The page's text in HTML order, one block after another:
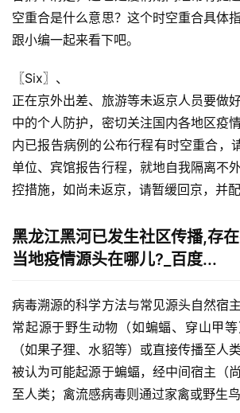
空重合是什么意思？这个时空重合具体
跟小编一起来看下吧。
〖Six〗、
正在京外出差、旅游等未返京人员要做
中的个人防护，密切关注国内各地区疫
内已报告病例的公布行程有时空重合，
单位、宾馆报告行程，就地自我隔离不
控措施，如尚未返京，请暂缓回京，并
黑龙江黑河已发生社区传播,存
当地疫情源头在哪儿?_百度...
病毒溯源的科学方法与常见源头自然宿
常起源于野生动物（如蝙蝠、穿山甲
（如果子狸、水貂等）或直接传播至人
被认为可能起源于蝙蝠，经中间宿主（
至人类；禽流感病毒则通过家禽或野生鸟